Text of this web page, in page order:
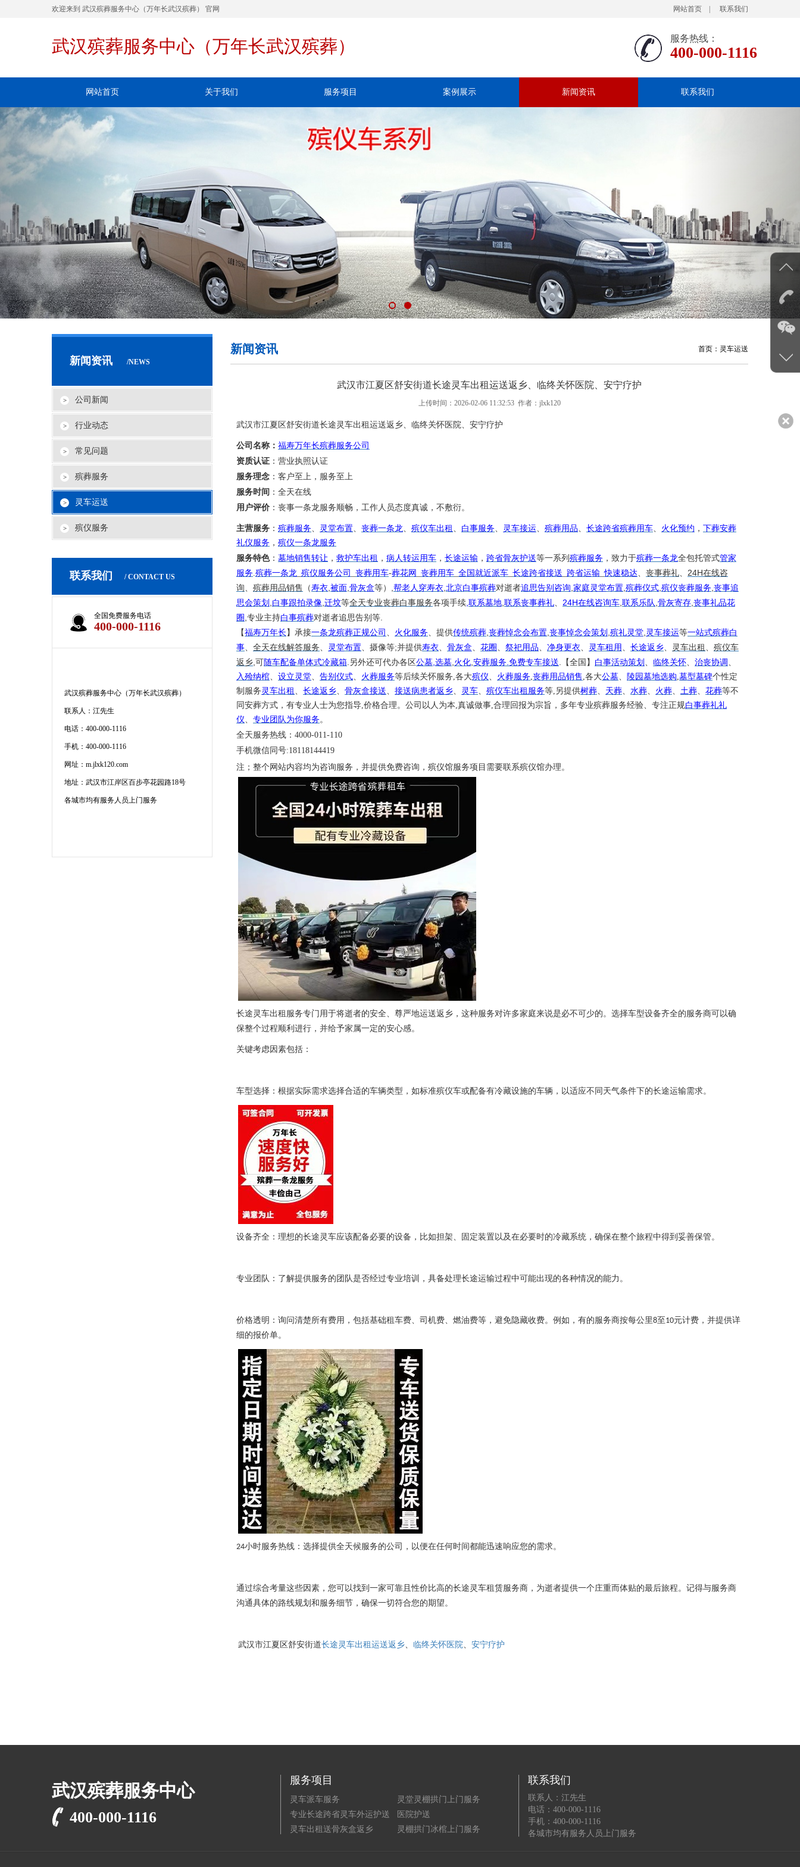
欢迎来到 武汉殡葬服务中心（万年长武汉殡葬） 官网 网站首页 联系我们
武汉殡葬服务中心（万年长武汉殡葬） 服务热线：
400-000-1116
网站首页 关于我们 服务项目 案例展示 新闻资讯 联系我们
新闻资讯 /NEWS
公司新闻
行业动态
常见问题
殡葬服务
灵车运送
殡仪服务
联系我们 / CONTACT US
全国免费服务电话
400-000-1116
武汉殡葬服务中心（万年长武汉殡葬）
联系人：江先生
电话：400-000-1116
手机：400-000-1116
网址：m.jlxk120.com
地址：武汉市江岸区百步亭花园路18号
各城市均有服务人员上门服务
新闻资讯 首页： 灵车运送
武汉市江夏区舒安街道长途灵车出租运送返乡、临终关怀医院、安宁疗护
上传时间：2026-02-06 11:32:53 作者：jlxk120
武汉市江夏区舒安街道长途灵车出租运送返乡、 临终关怀医院 安宁疗护
公司名称： 福寿万年长殡葬服务公司
资质认证 ：营业执照认证
服务理念 ：客户至上，服务至上
服务时间 ：全天在线
用户评价 ：丧事一条龙服务顺畅， 工作人员态度真诚，不敷衍。
主营服务 ： 殡葬服务 灵堂布置 丧葬一条龙 殡仪车出租 白事服务 灵车接运 殡葬用品 长途跨省殡葬用车 火化预约 ， 下葬安葬
礼仪服务 ， 殡仪一条龙服务
服务特色： 墓地销售转让 ， 救护车出租 ， 病人转运用车 ， 长途运输 ， 跨省骨灰护送等一系列 殡葬服务 ，致力于殡葬一条龙全包托管式管家
服务 殡葬一条龙 殡仪服务公司 丧葬用车-葬花网 丧葬用车 全国就近派车 长途跨省接送 跨省运输 _快速稳达 丧事葬礼 24H在线咨
询
殡葬用品销售 （寿衣 被面 骨灰盒等） 帮老人穿寿衣 北京白事殡葬对逝者追思告别咨询 家庭灵堂布置 殡葬仪式 殡仪丧葬服务 丧事追
思会策划 白事跟拍录像 迁坟等全天专业丧葬白事服务各项手续 联系墓地 联系丧事葬礼 24H在线咨询车 联系乐队 骨灰寄存 丧事礼品花
圈 专业主持白事殡葬对逝者追思告别等
【福寿万年长 】 承接一条龙殡葬正规公司 火化服务 、提供传统殡葬 丧葬悼念会布置 丧事悼念会策划 殡礼灵堂 灵车接运等一站式殡葬白
事
全天在线解答服务 灵堂布置 、摄像等;并提供寿衣 骨灰盒 花圈 祭祀用品 净身更衣 灵车租用 长途返乡 灵车出租
殡仪车
返乡 可随车配备单体式冷藏箱 另外还可代办各区公墓 选墓 火化 安葬服务 免费专车接送 【全国】 白事活动策划 临终关怀 治丧协调
入殓纳棺
设立灵堂 告别仪式 火葬服务等后续关怀服务 ,各大殡仪 火葬服务 丧葬用品销售 ,各大公墓 陵园墓地选购 墓型墓碑个性定
制服务 灵车出租 长途返乡 骨灰盒接送 接送病患者返乡 灵车 殡仪车出租服务等 ,另提供树葬 天葬 水葬 火葬 土葬 花葬等不
同安葬方式，有专业人士为您指导,价格合理。公司以人为本,真诚做事,合理回报为宗旨，多年专业殡葬服务经验、专注正规白事葬礼礼
仪
专业团队为你服务 。
全天服务热线： 4000-011-110
手机微信同号:18118144419
注；整个网站内容均为咨询服务，并提供免费咨询，殡仪馆服务项目需要联系殡仪馆办理。
长途灵车出租服务专门用于将逝者的安全、尊严地运送返乡，这种服务对许多家庭来说是必不可少的。选择车型设备齐全的服务商可以确
保整个过程顺利进行，并给予家属一定的安心感。
关键考虑因素包括：
车型选择：根据实际需求选择合适的车辆类型，如标准殡仪车或配备有冷藏设施的车辆，以适应不同天气条件下的长途运输需求。
设备齐全：理想的长途灵车应该配备必要的设备，比如担架、固定装置以及在必要时的冷藏系统，确保在整个旅程中得到妥善保管。
专业团队：了解提供服务的团队是否经过专业培训，具备处理长途运输过程中可能出现的各种情况的能力。
价格透明：询问清楚所有费用，包括基础租车费、司机费、燃油费等，避免隐藏收费。例如，有的服务商按每公里8至10元计费，并提供详
细的报价单。
24小时服务热线：选择提供全天候服务的公司，以便在任何时间都能迅速响应您的需求。
通过综合考量这些因素，您可以找到一家可靠且性价比高的长途灵车租赁服务商，为逝者提供一个庄重而体贴的最后旅程。记得与服务商
沟通具体的路线规划和服务细节，确保一切符合您的期望。
武汉市江夏区舒安街道长途灵车出租运送返乡 临终关怀医院 安宁疗护
武汉殡葬服务中心
400-000-1116
服务项目
灵车派车服务
灵堂灵棚拱门上门服务
专业长途跨省灵车外运护送
医院护送
灵车出租送骨灰盒返乡
灵棚拱门冰棺上门服务
联系我们
联系人：江先生
电话：400-000-1116
手机：400-000-1116
各城市均有服务人员上门服务